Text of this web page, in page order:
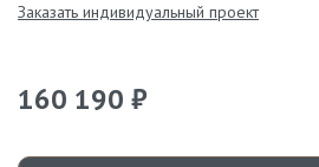
Заказать индивидуальный проект
160 190 ₽